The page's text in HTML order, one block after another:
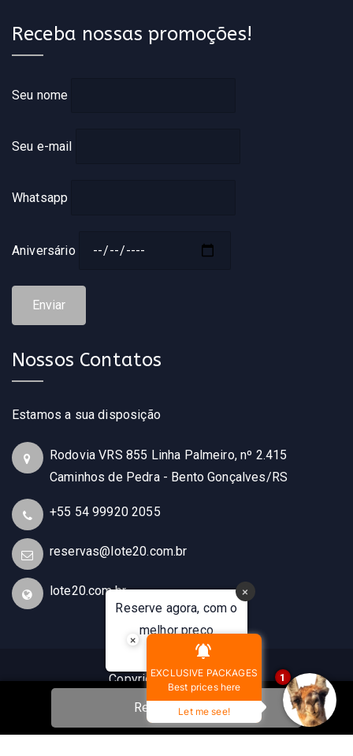
Receba nossas promoções!
Seu nome
Seu e-mail
Whatsapp
Aniversário
Nossos Contatos
Estamos a sua disposição
Rodovia VRS 855 Linha Palmeiro, nº 2.415
Caminhos de Pedra - Bento Gonçalves/RS
+55 54 99920 2055
reservas@lote20.com.br
lote20.com.br
Copyright LOTE20 Hotel
Boutique 2026 | CNPJ
15.196.838/0001-70
Reserve agora, com o
melhor preço
garantido
▼
Reservar Agora
×
EXCLUSIVE PACKAGES
Best prices here
Let me see!
1